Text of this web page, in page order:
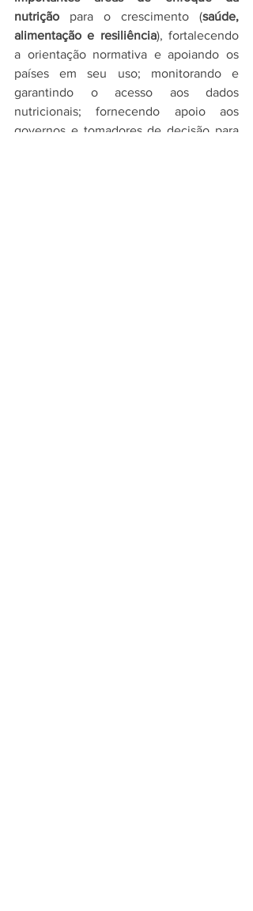
nutrição para o crescimento (saúde,
alimentação e resiliência), fortalecendo
a orientação normativa e apoiando os
países em seu uso; monitorando e
garantindo o acesso aos dados
nutricionais; fornecendo apoio aos
governos e tomadores de decisão para